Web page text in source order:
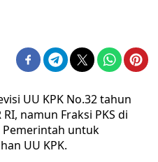
UU KPK No.32 tahun
namun Fraksi PKS di
Pemerintah untuk
UU KPK.